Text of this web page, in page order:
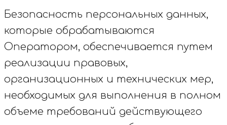
Безопасность персональных данных,
которые обрабатываются
Оператором, обеспечивается путем
реализации правовых,
организационных и технических мер,
необходимых для выполнения в полном
объеме требований действующего